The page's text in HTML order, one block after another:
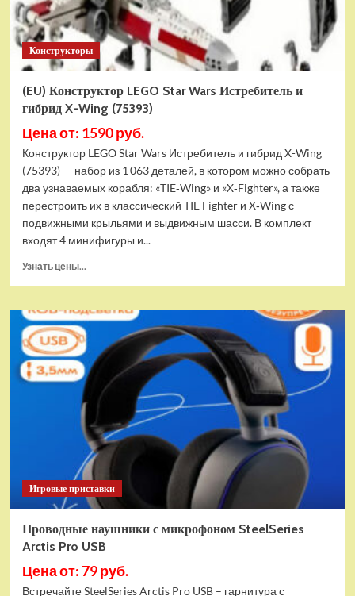
(30454)
Конструкторы
(EU) Конструктор LEGO Star Wars Истребитель и
гибрид X-Wing (75393)
Цена от: 1590 руб.
Конструктор LEGO Star Wars Истребитель и гибрид X-Wing
(75393) — набор из 1 063 деталей, в котором можно собрать
два узнаваемых корабля: «TIE‑Wing» и «X‑Fighter», а также
перестроить их в классический TIE Fighter и X‑Wing с
подвижными крыльями и выдвижным шасси. В комплект
входят 4 минифигуры и...
Узнать цены...
(EU)
Конструктор
LEGO
Star
Wars
Истребитель
и
гибрид
X-
Wing
(75393)
Игровые приставки
Проводные наушники с микрофоном SteelSeries
Arctis Pro USB
Цена от: 79 руб.
Встречайте SteelSeries Arctis Pro USB – гарнитура с